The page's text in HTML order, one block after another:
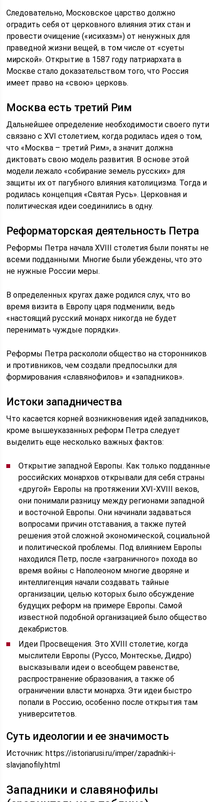
Следовательно, Московское царство должно
оградить себя от церковного влияния этих стан и
провести очищение («исихазм») от ненужных для
праведной жизни вещей, в том числе от «суеты
мирской». Открытие в 1587 году патриархата в
Москве стало доказательством того, что Россия
имеет право на «свою» церковь.
Москва есть третий Рим
Дальнейшее определение необходимости своего пути
связано с XVI столетием, когда родилась идея о том,
что «Москва – третий Рим», а значит должна
диктовать свою модель развития. В основе этой
модели лежало «собирание земель русских» для
защиты их от пагубного влияния католицизма. Тогда и
родилась концепция «Святая Русь». Церковная и
политическая идеи соединились в одну.
Реформаторская деятельность Петра
Реформы Петра начала ХVIII столетия были поняты не
всеми подданными. Многие были убеждены, что это
не нужные России меры.
В определенных кругах даже родился слух, что во
время визита в Европу царя подменили, ведь
«настоящий русский монарх никогда не будет
перенимать чуждые порядки».
Реформы Петра раскололи общество на сторонников
и противников, чем создали предпосылки для
формирования «славянофилов» и «западников».
Истоки западничества
Что касается корней возникновения идей западников,
кроме вышеуказанных реформ Петра следует
выделить еще несколько важных фактов:
Открытие западной Европы. Как только подданные
российских монархов открывали для себя страны
«другой» Европы на протяжении XVI-XVIII веков,
они понимали разницу между регионами западной
и восточной Европы. Они начинали задаваться
вопросами причин отставания, а также путей
решения этой сложной экономической, социальной
и политической проблемы. Под влиянием Европы
находился Петр, после «заграничного» похода во
время войны с Наполеоном многие дворяне и
интеллигенция начали создавать тайные
организации, целью которых было обсуждение
будущих реформ на примере Европы. Самой
известной подобной организацией было общество
декабристов.
Идеи Просвещения. Это XVIII столетие, когда
мыслители Европы (Руссо, Монтескье, Дидро)
высказывали идеи о всеобщем равенстве,
распространение образования, а также об
ограничении власти монарха. Эти идеи быстро
попали в Россию, особенно после открытия там
университетов.
Суть идеологии и ее значимость
Источник:https://istoriarusi.ru/imper/zapadniki-i-
slavjanofily.html
Западники и славянофилы